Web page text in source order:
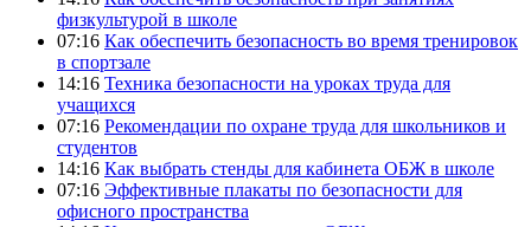
физкультурой в школе
07:16 Как обеспечить безопасность во время тренировок
в спортзале
14:16 Техника безопасности на уроках труда для
учащихся
07:16 Рекомендации по охране труда для школьников и
студентов
14:16 Как выбрать стенды для кабинета ОБЖ в школе
07:16 Эффективные плакаты по безопасности для
офисного пространства